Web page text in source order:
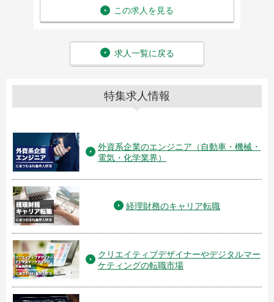
この求人を見る
求人一覧に戻る
特集求人情報
外資系企業のエンジニア（自動車・機械・
電気・化学業界）
経理財務のキャリア転職
クリエイティブデザイナーやデジタルマー
ケティングの転職市場